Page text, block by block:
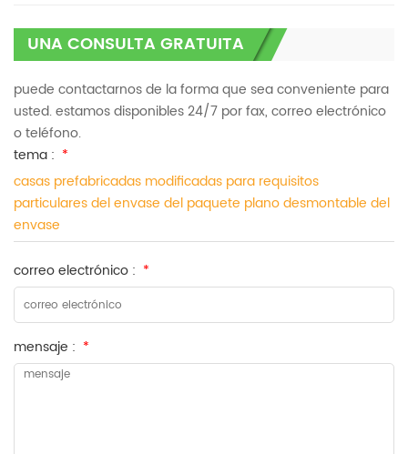
UNA CONSULTA GRATUITA
puede contactarnos de la forma que sea conveniente para
usted. estamos disponibles 24/7 por fax, correo electrónico
o teléfono.
tema : *
casas prefabricadas modificadas para requisitos
particulares del envase del paquete plano desmontable del
envase
correo electrónico : *
mensaje : *